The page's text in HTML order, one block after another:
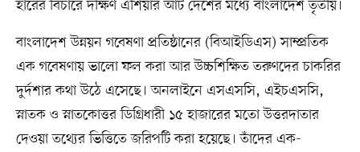
হারের বিচারে দক্ষিণ এশিয়ার আট দেশের মধ্যে বাংলাদেশ তৃতীয়।
বাংলাদেশ উন্নয়ন গবেষণা প্রতিষ্ঠানের (বিআইডিএস) সাম্প্রতিক
এক গবেষণায় ভালো ফল করা আর উচ্চশিক্ষিত তরুণদের চাকরির
দুর্দশার কথা উঠে এসেছে। অনলাইনে এসএসসি, এইচএসসি,
স্নাতক ও স্নাতকোত্তর ডিগ্রিধারী ১৫ হাজারের মতো উত্তরদাতার
দেওয়া তথ্যের ভিত্তিতে জরিপটি করা হয়েছে। তাঁদের এক-